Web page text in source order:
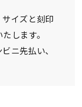
イズと刻印
します。
ニ先払い、